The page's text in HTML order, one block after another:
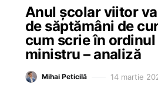
Anul școlar viitor
de săptămâni de
cum scrie în ordinul
ministru – analiză
Mihai Peticilă 14 martie